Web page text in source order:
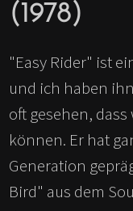
(1978)
"Easy Rider" ist
und ich haben
oft gesehen,
können. Er hat
Generation
Bird" aus dem